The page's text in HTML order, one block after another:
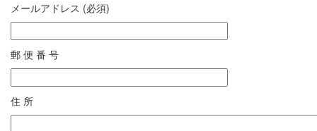
メールアドレス (必須)
郵 便 番 号
住 所